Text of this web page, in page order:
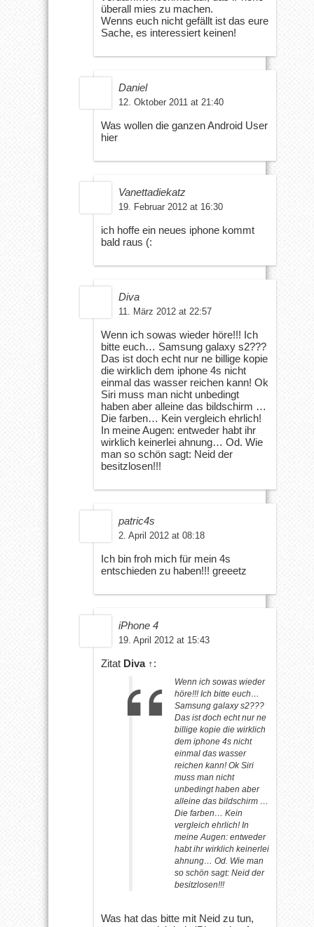
überall mies zu machen.
Wenns euch nicht gefällt ist das eure
Sache, es interessiert keinen!
Daniel
12. Oktober 2011 at 21:40
Was wollen die ganzen Android User
hier
Vanettadiekatz
19. Februar 2012 at 16:30
ich hoffe ein neues iphone kommt
bald raus (:
Diva
11. März 2012 at 22:57
Wenn ich sowas wieder höre!!! Ich
bitte euch… Samsung galaxy s2???
Das ist doch echt nur ne billige kopie
die wirklich dem iphone 4s nicht
einmal das wasser reichen kann! Ok
Siri muss man nicht unbedingt
haben aber alleine das bildschirm …
Die farben… Kein vergleich ehrlich!
In meine Augen: entweder habt ihr
wirklich keinerlei ahnung… Od. Wie
man so schön sagt: Neid der
besitzlosen!!!
patric4s
2. April 2012 at 08:18
Ich bin froh mich für mein 4s
entschieden zu haben!!! greeetz
iPhone 4
19. April 2012 at 15:43
Zitat Diva ↑:
Wenn ich sowas wieder
höre!!! Ich bitte euch…
Samsung galaxy s2???
Das ist doch echt nur ne
billige kopie die wirklich
dem iphone 4s nicht
einmal das wasser
reichen kann! Ok Siri
muss man nicht
unbedingt haben aber
alleine das bildschirm …
Die farben… Kein
vergleich ehrlich! In
meine Augen: entweder
habt ihr wirklich keinerlei
ahnung… Od. Wie man
so schön sagt: Neid der
besitzlosen!!!
Was hat das bitte mit Neid zu tun,